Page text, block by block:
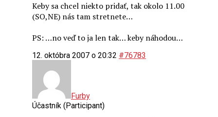
Keby sa chcel niekto pridať, tak okolo 11.00
(SO,NE) nás tam stretnete…
PS: …no veď to ja len tak… keby náhodou…
12. októbra 2007 o 20:32 #76783
Furby
Účastník (Participant)